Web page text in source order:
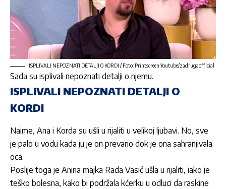
ISPLIVALI NEPOZNATI DETALJI O KORDI / Foto: Printscreen Youtube/zadrugaofficial
Sada su isplivali nepoznati detalji o njemu.
ISPLIVALI NEPOZNATI DETALJI O
KORDI
Naime, Ana i Korda su ušli u rijaliti u velikoj ljubavi. No, sve
je palo u vodu kada ju je on prevario dok je ona sahranjivala
oca.
Poslije toga je Anina majka Rada Vasić ušla u rijaliti, iako je
teško bolesna, kako bi podržala kćerku u odluci da raskine